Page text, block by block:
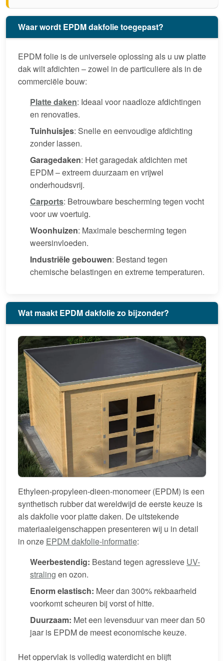
Waar wordt EPDM dakfolie toegepast?
EPDM folie is de universele oplossing als u uw platte
dak wilt afdichten – zowel in de particuliere als in de
commerciële bouw:
Platte daken: Ideaal voor naadloze afdichtingen
en renovaties.
Tuinhuisjes: Snelle en eenvoudige afdichting
zonder lassen.
Garagedaken: Het garagedak afdichten met
EPDM – extreem duurzaam en vrijwel
onderhoudsvrij.
Carports: Betrouwbare bescherming tegen vocht
voor uw voertuig.
Woonhuizen: Maximale bescherming tegen
weersinvloeden.
Industriële gebouwen: Bestand tegen
chemische belastingen en extreme temperaturen.
Wat maakt EPDM dakfolie zo bijzonder?
Ethyleen-propyleen-dieen-monomeer (EPDM) is een
synthetisch rubber dat wereldwijd de eerste keuze is
als dakfolie voor platte daken. De uitstekende
materiaaleigenschappen presenteren wij u in detail
in onze EPDM dakfolie-informatie:
Weerbestendig: Bestand tegen agressieve UV-
straling en ozon.
Enorm elastisch: Meer dan 300% rekbaarheid
voorkomt scheuren bij vorst of hitte.
Duurzaam: Met een levensduur van meer dan 50
jaar is EPDM de meest economische keuze.
Het oppervlak is volledig waterdicht en blijft